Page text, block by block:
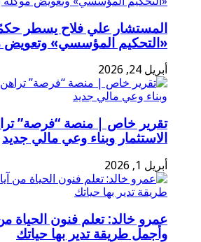
المستشار علي فلاح يسطر حكمًا
«التحكيم المؤسسي» وتعويض
أبريل 24, 2026
تقرير خاص | منصة “فرصة”
الاستثمار وبناء وعي مالي جديد
أبريل 1, 2026
عمرو خالد: تعلم فنون الحياة
وأجمل طريقة تدير بها حياتك